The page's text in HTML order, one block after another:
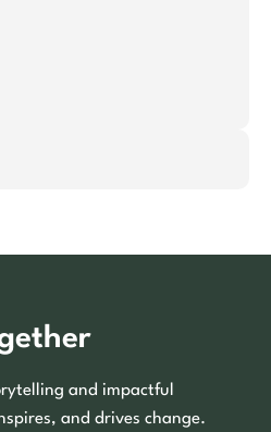
and impactful
and drives change.